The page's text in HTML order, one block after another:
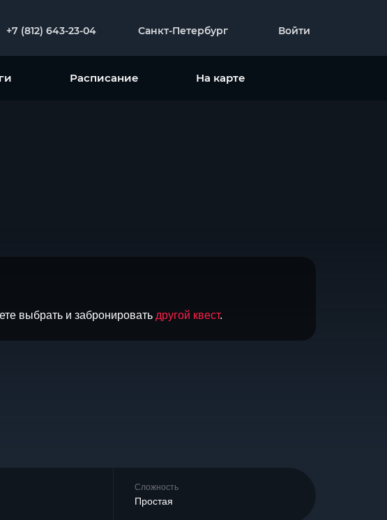
+7 (812) 643-23-04 Санкт-Петербург Войти
Расписание На карте
выбрать и забронировать другой квест.
Сложность
Простая